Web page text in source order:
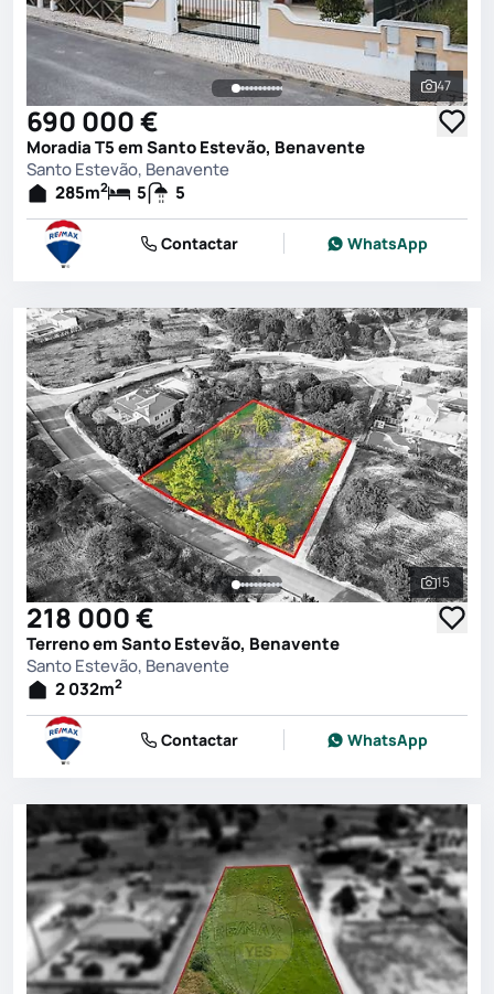
Ver
47
690 000 €
Moradia T5 em Santo Estevão, Benavente
Santo Estevão, Benavente
285m2 5 5
Contactar WhatsApp
Ver
15
218 000 €
Terreno em Santo Estevão, Benavente
Santo Estevão, Benavente
2 032m2
Contactar WhatsApp